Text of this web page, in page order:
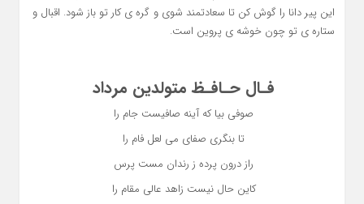
این پیر دانا را گوش کن تا سعادتمند شوی و گره ی کار تو باز شود. اقبال و
ستاره ی تو چون خوشه ی پروین است.
فـال حـافـظ متولدین مرداد
صوفی بیا که آینه صافیست جام را
تا بنگری صفای می لعل فام را
راز درون پرده ز رندان مست پرس
کاین حال نیست زاهد عالی مقام را